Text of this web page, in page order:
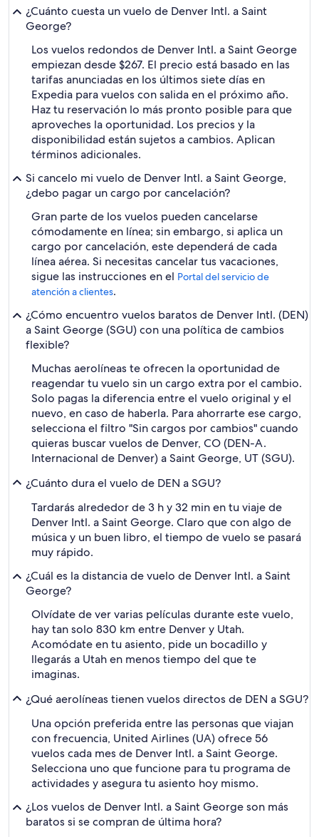
¿Cuánto cuesta un vuelo de Denver Intl. a Saint
George?
Los vuelos redondos de Denver Intl. a Saint George
empiezan desde $267. El precio está basado en las
tarifas anunciadas en los últimos siete días en
Expedia para vuelos con salida en el próximo año.
Haz tu reservación lo más pronto posible para que
aproveches la oportunidad. Los precios y la
disponibilidad están sujetos a cambios. Aplican
términos adicionales.
Si cancelo mi vuelo de Denver Intl. a Saint George,
¿debo pagar un cargo por cancelación?
Gran parte de los vuelos pueden cancelarse
cómodamente en línea; sin embargo, si aplica un
cargo por cancelación, este dependerá de cada
línea aérea. Si necesitas cancelar tus vacaciones,
sigue las instrucciones en el Portal del servicio de
atención a clientes.
¿Cómo encuentro vuelos baratos de Denver Intl. (DEN)
a Saint George (SGU) con una política de cambios
flexible?
Muchas aerolíneas te ofrecen la oportunidad de
reagendar tu vuelo sin un cargo extra por el cambio.
Solo pagas la diferencia entre el vuelo original y el
nuevo, en caso de haberla. Para ahorrarte ese cargo,
selecciona el filtro "Sin cargos por cambios" cuando
quieras buscar vuelos de Denver, CO (DEN-A.
Internacional de Denver) a Saint George, UT (SGU).
¿Cuánto dura el vuelo de DEN a SGU?
Tardarás alrededor de 3 h y 32 min en tu viaje de
Denver Intl. a Saint George. Claro que con algo de
música y un buen libro, el tiempo de vuelo se pasará
muy rápido.
¿Cuál es la distancia de vuelo de Denver Intl. a Saint
George?
Olvídate de ver varias películas durante este vuelo,
hay tan solo 830 km entre Denver y Utah.
Acomódate en tu asiento, pide un bocadillo y
llegarás a Utah en menos tiempo del que te
imaginas.
¿Qué aerolíneas tienen vuelos directos de DEN a SGU?
Una opción preferida entre las personas que viajan
con frecuencia, United Airlines (UA) ofrece 56
vuelos cada mes de Denver Intl. a Saint George.
Selecciona uno que funcione para tu programa de
actividades y asegura tu asiento hoy mismo.
¿Los vuelos de Denver Intl. a Saint George son más
baratos si se compran de última hora?